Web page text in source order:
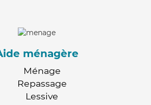
ménagère
Ménage
Repassage
Lessive